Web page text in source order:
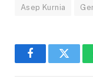
Asep Kurnia
Facebook